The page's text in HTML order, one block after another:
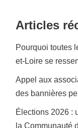
Articles
Pourquoi toutes
et-Loire se
Appel aux
des bannières
Élections 2026 :
la Communauté